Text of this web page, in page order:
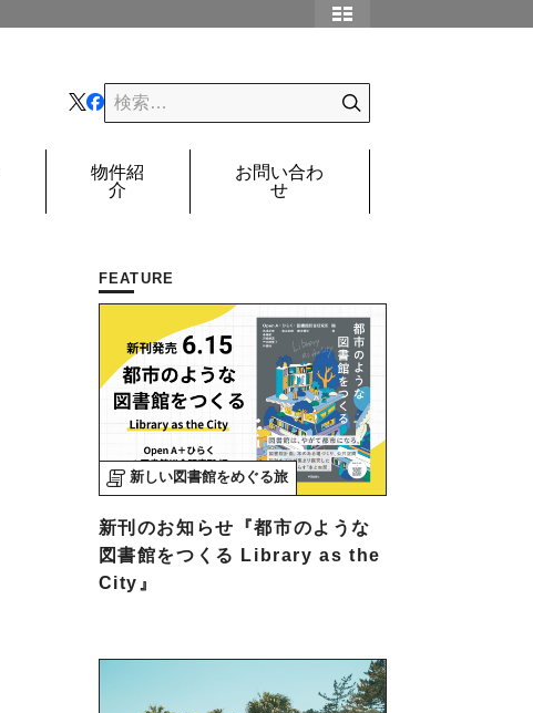
物件紹
介
お問い合わ
せ
FEATURE
新しい図書館をめぐる旅
新刊のお知らせ『都市のような
図書館をつくる Library as the
City』